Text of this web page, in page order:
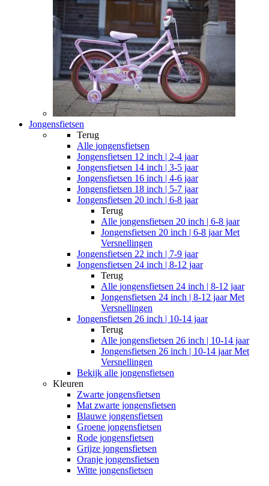
Jongensfietsen
Terug
Alle jongensfietsen
Jongensfietsen 12 inch | 2-4 jaar
Jongensfietsen 14 inch | 3-5 jaar
Jongensfietsen 16 inch | 4-6 jaar
Jongensfietsen 18 inch | 5-7 jaar
Jongensfietsen 20 inch | 6-8 jaar
Terug
Alle jongensfietsen 20 inch | 6-8 jaar
Jongensfietsen 20 inch | 6-8 jaar Met
Versnellingen
Jongensfietsen 22 inch | 7-9 jaar
Jongensfietsen 24 inch | 8-12 jaar
Terug
Alle jongensfietsen 24 inch | 8-12 jaar
Jongensfietsen 24 inch | 8-12 jaar Met
Versnellingen
Jongensfietsen 26 inch | 10-14 jaar
Terug
Alle jongensfietsen 26 inch | 10-14 jaar
Jongensfietsen 26 inch | 10-14 jaar Met
Versnellingen
Bekijk alle jongensfietsen
Kleuren
Zwarte jongensfietsen
Mat zwarte jongensfietsen
Blauwe jongensfietsen
Groene jongensfietsen
Rode jongensfietsen
Grijze jongensfietsen
Oranje jongensfietsen
Witte jongensfietsen